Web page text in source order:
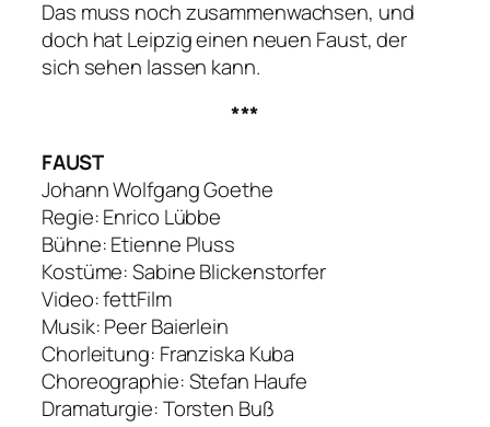
Das muss noch zusammenwachsen, und
doch hat Leipzig einen neuen Faust, der
sich sehen lassen kann.
***
FAUST
Johann Wolfgang Goethe
Regie: Enrico Lübbe
Bühne: Etienne Pluss
Kostüme: Sabine Blickenstorfer
Video: fettFilm
Musik: Peer Baierlein
Chorleitung: Franziska Kuba
Choreographie: Stefan Haufe
Dramaturgie: Torsten Buß